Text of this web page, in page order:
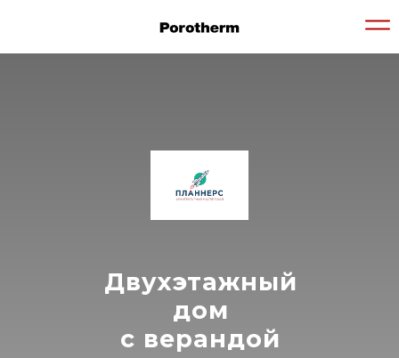
Двухэтажный
дом
с верандой